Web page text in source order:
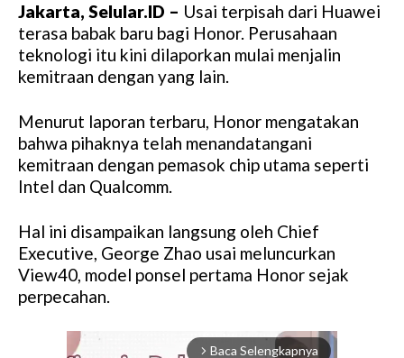
Jakarta, Selular.ID – Usai terpisah dari Huawei
terasa babak baru bagi Honor. Perusahaan
teknologi itu kini dilaporkan mulai menjalin
kemitraan dengan yang lain.
Menurut laporan terbaru, Honor mengatakan
bahwa pihaknya telah menandatangani
kemitraan dengan pemasok chip utama seperti
Intel dan Qualcomm.
Hal ini disampaikan langsung oleh Chief
Executive, George Zhao usai meluncurkan
View40, model ponsel pertama Honor sejak
perpecahan.
arrow_forward_ios Baca Selengkapnya